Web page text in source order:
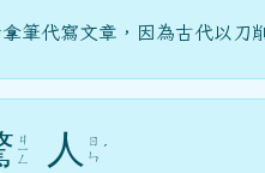
筆代寫文章，因為古代以刀
ㄐ
ㄧ
ㄥ 人
ㄖ
ㄣ ˊ